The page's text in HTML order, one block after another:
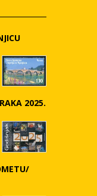
2025.